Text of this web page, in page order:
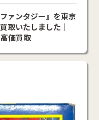
ァンタジー』を東京
取いたしました｜
価買取